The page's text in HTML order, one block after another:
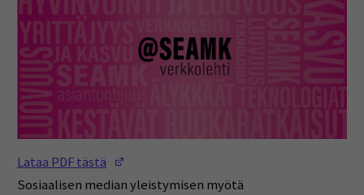
Lataa PDF tästä
Sosiaalisen median yleistymisen myötä